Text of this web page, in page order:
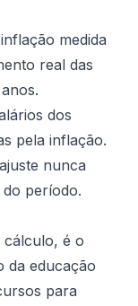
medida
real das
dos
pela inflação.
nunca
período.
cálculo, é o
da educação
para